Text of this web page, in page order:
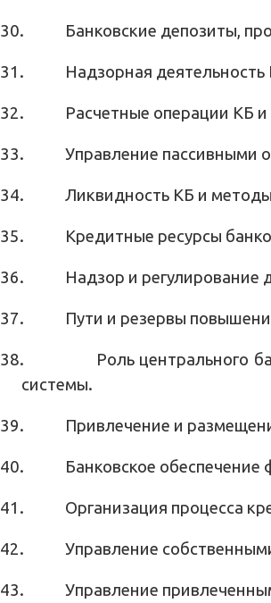
30. Банковские депозиты,
31. Надзорная деятельность
32. Расчетные операции КБ
33. Управление пассивными
34. Ликвидность КБ и
35. Кредитные ресурсы
36. Надзор и регулирование
37. Пути и резервы
38.
Роль центрального
системы.
39. Привлечение и
40. Банковское обеспечение
41. Организация процесса
42. Управление
43. Управление